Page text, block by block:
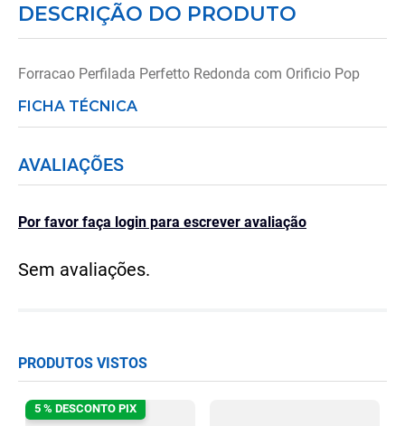
DESCRIÇÃO DO PRODUTO
Forracao Perfilada Perfetto Redonda com Orificio Pop
FICHA TÉCNICA
AVALIAÇÕES
Por favor faça login para escrever avaliação
Sem avaliações.
PRODUTOS VISTOS
5 % DESCONTO PIX